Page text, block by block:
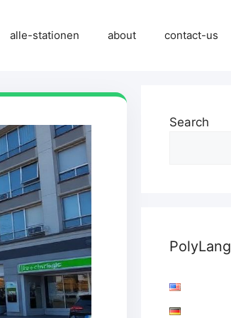
alle-stationen about contact-us
Search
PolyLang